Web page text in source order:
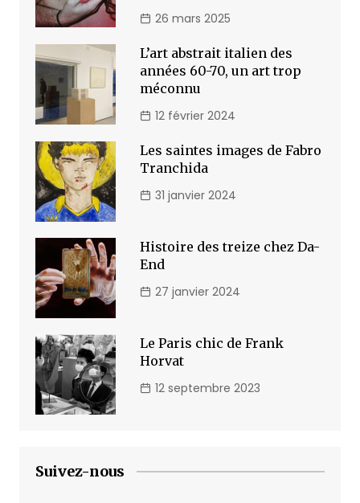
26 mars 2025
L’art abstrait italien des
années 60-70, un art trop
méconnu
12 février 2024
Les saintes images de Fabro
Tranchida
31 janvier 2024
Histoire des treize chez Da-
End
27 janvier 2024
Le Paris chic de Frank
Horvat
12 septembre 2023
Suivez-nous